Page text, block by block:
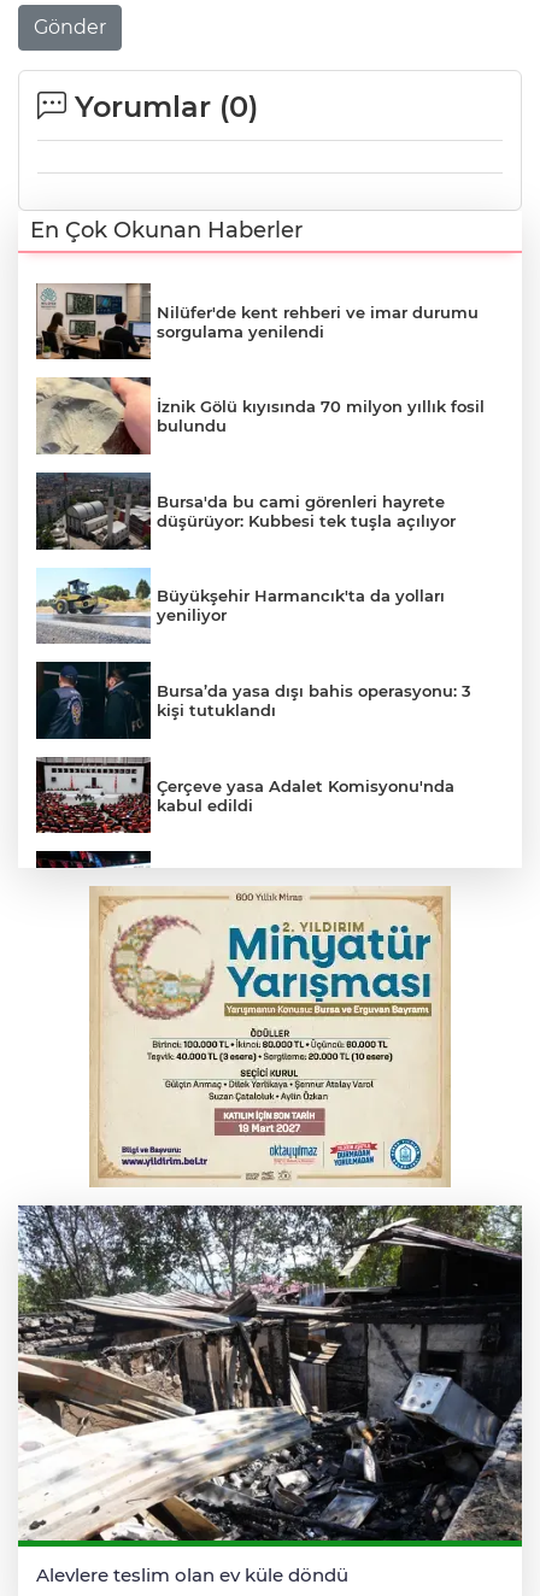
Gönder
Yorumlar (0)
En Çok Okunan Haberler
Nilüfer'de kent rehberi ve imar durumu
sorgulama yenilendi
İznik Gölü kıyısında 70 milyon yıllık fosil
bulundu
Bursa'da bu cami görenleri hayrete
düşürüyor: Kubbesi tek tuşla açılıyor
Büyükşehir Harmancık'ta da yolları
yeniliyor
Bursa’da yasa dışı bahis operasyonu: 3
kişi tutuklandı
Çerçeve yasa Adalet Komisyonu'nda
kabul edildi
Fetih coşkusu Keles'e taşındı
İnegöl’de yangın paniği! Apartmana
sıçrayan alevler söndürüldü
6. Perseid Meteor Yağmuru Gözlem
Etkinliği Karacabey'de gökyüzü
tutkunlarını buluşturacak
Serbest piyasada döviz fiyatları
Alevlere teslim olan ev küle döndü